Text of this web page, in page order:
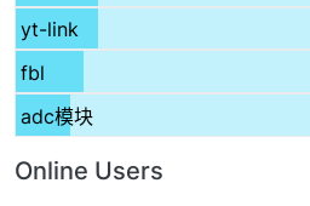
yt-link
fbl
adc模块
Online Users